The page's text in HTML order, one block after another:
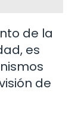
de la
es
de